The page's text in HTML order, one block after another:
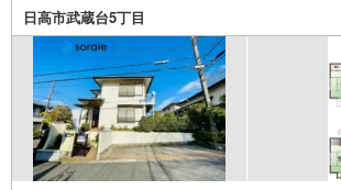
日高市武蔵台5丁目